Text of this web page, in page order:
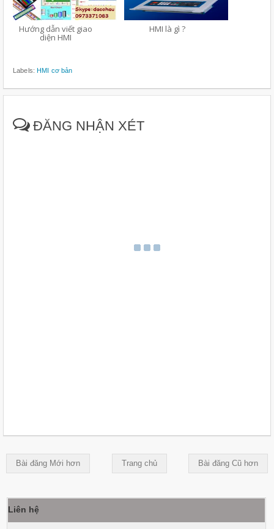
Hướng dẫn viết giao
diện HMI
HMI là gì ?
Labels:HMI cơ bản
ĐĂNG NHẬN XÉT
Bài đăng Mới hơn Bài đăng Cũ hơn
Trang chủ
Liên hệ